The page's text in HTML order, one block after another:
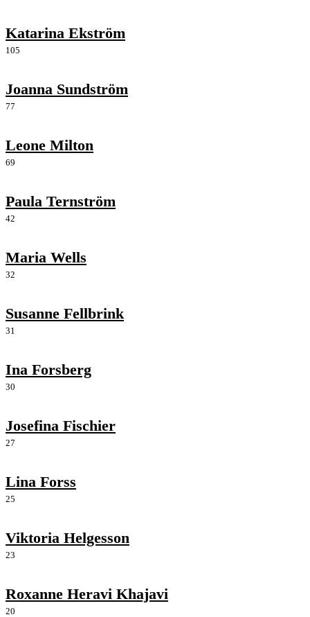
Katarina Ekström
105
Joanna Sundström
77
Leone Milton
69
Paula Ternström
42
Maria Wells
32
Susanne Fellbrink
31
Ina Forsberg
30
Josefina Fischier
27
Lina Forss
25
Viktoria Helgesson
23
Roxanne Heravi Khajavi
20